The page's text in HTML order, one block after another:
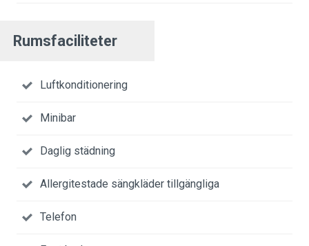
Rumsfaciliteter
Luftkonditionering
Minibar
Daglig städning
Allergitestade sängkläder tillgängliga
Telefon